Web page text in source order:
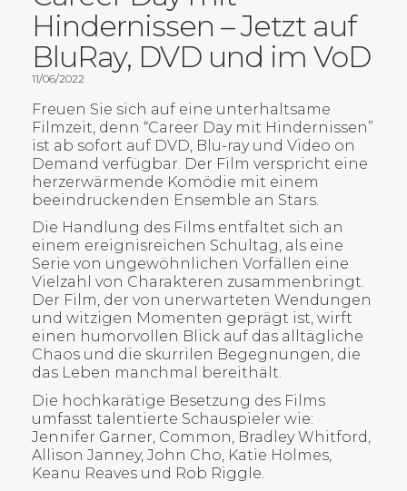
Hindernissen – Jetzt auf
BluRay, DVD und im VoD
11/06/2022
Freuen Sie sich auf eine unterhaltsame
Filmzeit, denn “Career Day mit Hindernissen”
ist ab sofort auf DVD, Blu-ray und Video on
Demand verfügbar. Der Film verspricht eine
herzerwärmende Komödie mit einem
beeindruckenden Ensemble an Stars.
Die Handlung des Films entfaltet sich an
einem ereignisreichen Schultag, als eine
Serie von ungewöhnlichen Vorfällen eine
Vielzahl von Charakteren zusammenbringt.
Der Film, der von unerwarteten Wendungen
und witzigen Momenten geprägt ist, wirft
einen humorvollen Blick auf das alltägliche
Chaos und die skurrilen Begegnungen, die
das Leben manchmal bereithält.
Die hochkarätige Besetzung des Films
umfasst talentierte Schauspieler wie:
Jennifer Garner, Common, Bradley Whitford,
Allison Janney, John Cho, Katie Holmes,
Keanu Reaves und Rob Riggle.